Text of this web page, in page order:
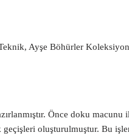
Ayşe Böhürler
Önce doku macunu
oluşturulmuştur. Bu